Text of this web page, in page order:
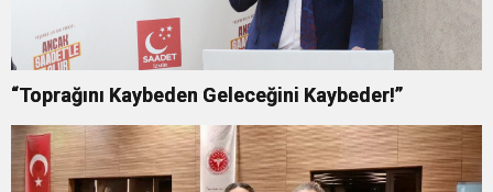
“Toprağını Kaybeden Geleceğini Kaybeder!”